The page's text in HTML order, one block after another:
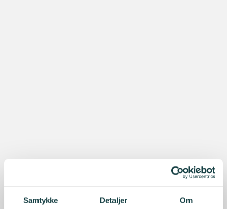
Samtykke Detaljer Om